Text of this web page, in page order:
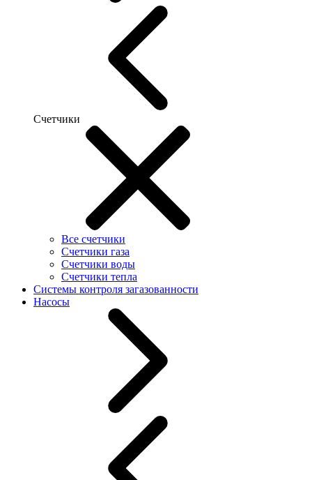
Счетчики
Все счетчики
Счетчики газа
Счетчики воды
Счетчики тепла
Системы контроля загазованности
Насосы